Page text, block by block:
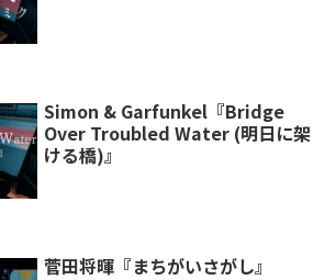
Simon & Garfunkel『Bridge
Over Troubled Water (明日に架
ける橋)』
菅田将暉『まちがいさがし』